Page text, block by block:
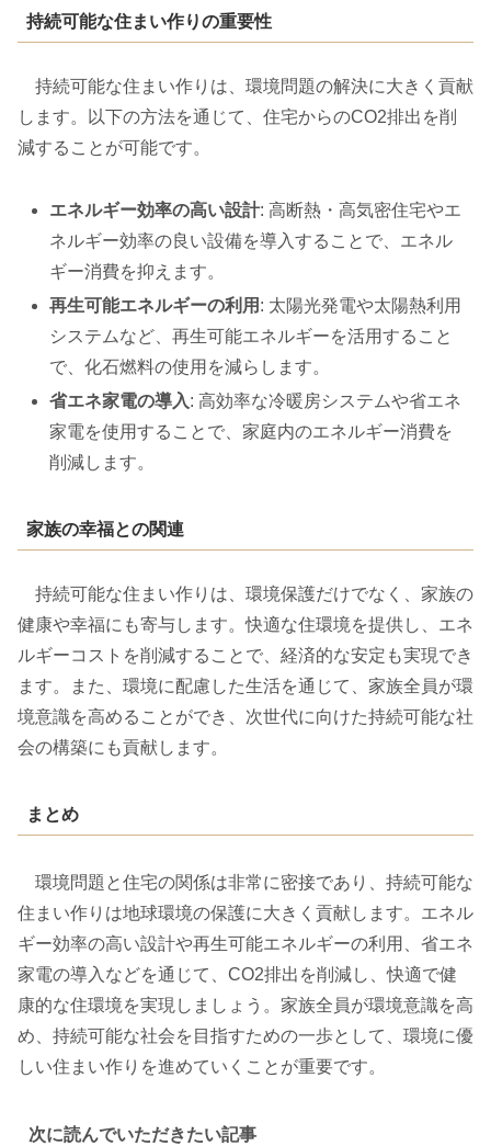
持続可能な住まい作りの重要性
持続可能な住まい作りは、環境問題の解決に大きく貢献
します。以下の方法を通じて、住宅からのCO2排出を削
減することが可能です。
エネルギー効率の高い設計: 高断熱・高気密住宅やエ
ネルギー効率の良い設備を導入することで、エネル
ギー消費を抑えます。
再生可能エネルギーの利用 : 太陽光発電や太陽熱利用
システムなど、再生可能エネルギーを活用すること
で、化石燃料の使用を減らします。
省エネ家電の導入: 高効率な冷暖房システムや省エネ
家電を使用することで、家庭内のエネルギー消費を
削減します。
家族の幸福との関連
持続可能な住まい作りは、環境保護だけでなく、家族の
健康や幸福にも寄与します。快適な住環境を提供し、エネ
ルギーコストを削減することで、経済的な安定も実現でき
ます。また、環境に配慮した生活を通じて、家族全員が環
境意識を高めることができ、次世代に向けた持続可能な社
会の構築にも貢献します。
まとめ
環境問題と住宅の関係は非常に密接であり、持続可能な
住まい作りは地球環境の保護に大きく貢献します。エネル
ギー効率の高い設計や再生可能エネルギーの利用、省エネ
家電の導入などを通じて、CO2排出を削減し、快適で健
康的な住環境を実現しましょう。家族全員が環境意識を高
め、持続可能な社会を目指すための一歩として、環境に優
しい住まい作りを進めていくことが重要です。
次に読んでいただきたい記事